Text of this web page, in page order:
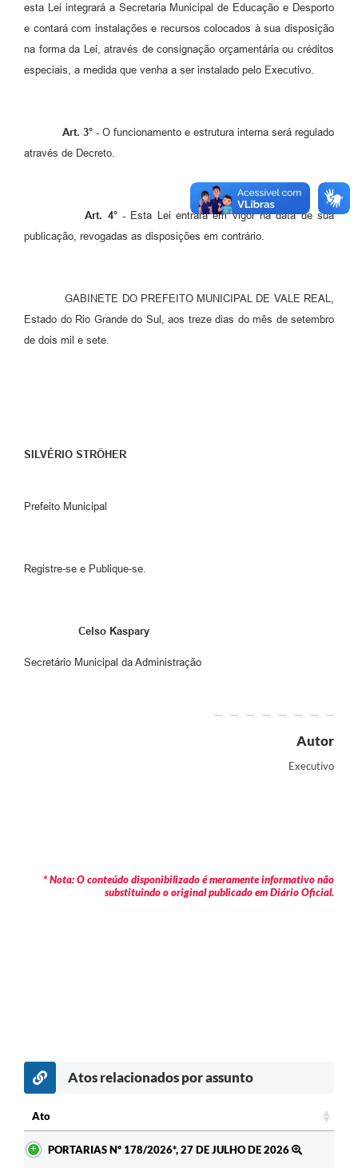
esta Lei integrará a Secretaria Municipal de Educação e Desporto
e contará com instalações e recursos colocados à sua disposição
na forma da Lei, através de consignação orçamentária ou créditos
especiais, a medida que venha a ser instalado pelo Executivo.
Art. 3° -O funcionamento e estrutura interna será regulado
através de Decreto.
Art. 4° -Esta Lei entrará em vigor na data de sua
publicação, revogadas as disposições em contrário.
GABINETE DO PREFEITO MUNICIPAL DE VALE REAL,
Estado do Rio Grande do Sul, aos treze dias do mês de setembro
de dois mil e sete.
SILVÉRIO STRÖHER
Prefeito Municipal
Registre-se e Publique-se.
Celso Kaspary
Secretário Municipal da Administração
Autor
Executivo
* Nota: O conteúdo disponibilizado é meramente informativo não
substituindo o original publicado em Diário Oficial.
Atos relacionados por assunto
Ato
PORTARIAS Nº 178/2026*, 27 DE JULHO DE 2026